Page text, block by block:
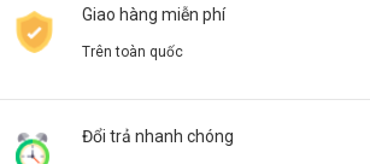
Giao hàng miễn phí
Trên toàn quốc
Đổi trả nhanh chóng